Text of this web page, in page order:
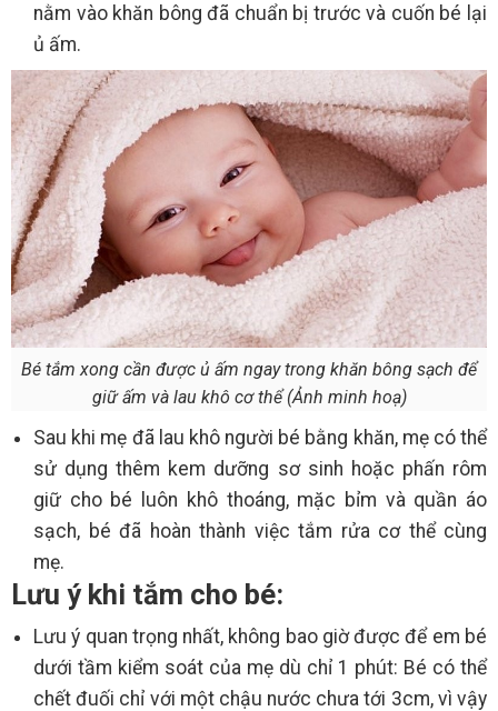
nằm vào khăn bông đã chuẩn bị trước và cuốn bé lại
ủ ấm.
Bé tắm xong cần được ủ ấm ngay trong khăn bông sạch để
giữ ấm và lau khô cơ thể (Ảnh minh hoạ)
Sau khi mẹ đã lau khô người bé bằng khăn, mẹ có thể
sử dụng thêm kem dưỡng sơ sinh hoặc phấn rôm
giữ cho bé luôn khô thoáng, mặc bỉm và quần áo
sạch, bé đã hoàn thành việc tắm rửa cơ thể cùng
mẹ.
Lưu ý khi tắm cho bé:
Lưu ý quan trọng nhất, không bao giờ được để em bé
dưới tầm kiểm soát của mẹ dù chỉ 1 phút: Bé có thể
chết đuối chỉ với một chậu nước chưa tới 3cm, vì vậy